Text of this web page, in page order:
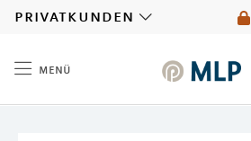
privatkunden
menü